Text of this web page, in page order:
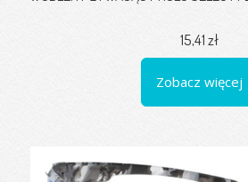
15,41 zł
Zobacz więcej